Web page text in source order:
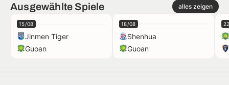
Ausgewählte Spiele alles zeigen
15/08
Jinmen Tiger
Guoan
18/08
Shenhua
Guoan